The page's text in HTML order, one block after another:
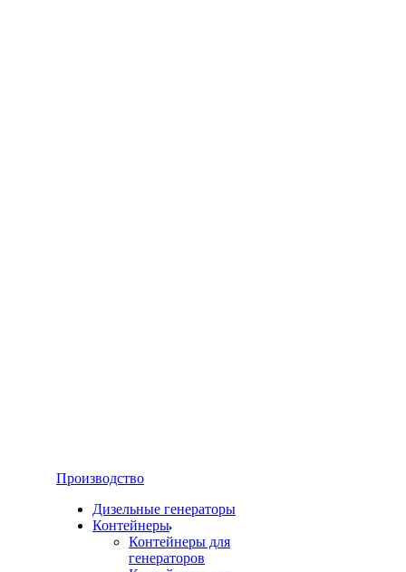
Производство
Дизельные генераторы
Контейнеры
Контейнеры для
генераторов